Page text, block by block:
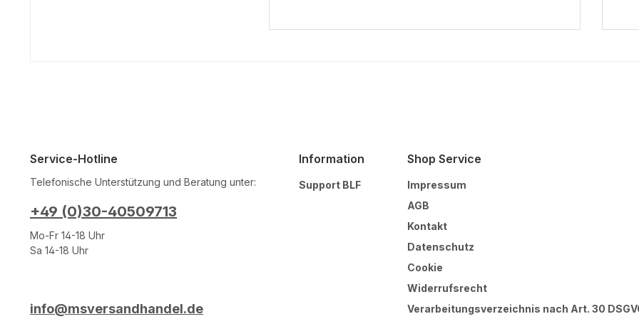
Service-Hotline
Telefonische Unterstützung und Beratung unter:
+49 (0)30-40509713
Mo-Fr 14-18 Uhr
Sa 14-18 Uhr
info@msversandhandel.de
Information
Support BLF
Shop Service
Impressum
AGB
Kontakt
Datenschutz
Cookie
Widerrufsrecht
Verarbeitungsverzeichnis nach Art. 30